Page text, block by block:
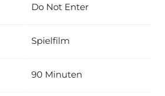
Do Not Enter
Spielfilm
90 Minuten